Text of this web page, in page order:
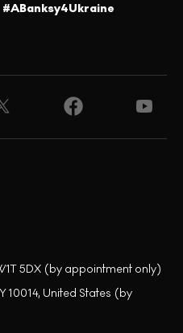
#ABanksy4Ukraine
5DX (by appointment only)
10014, United States (by